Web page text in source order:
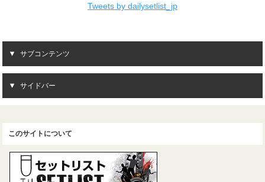
Tweets by dailysetlist_jp
サブコンテンツ
サイドバー
このサイトについて